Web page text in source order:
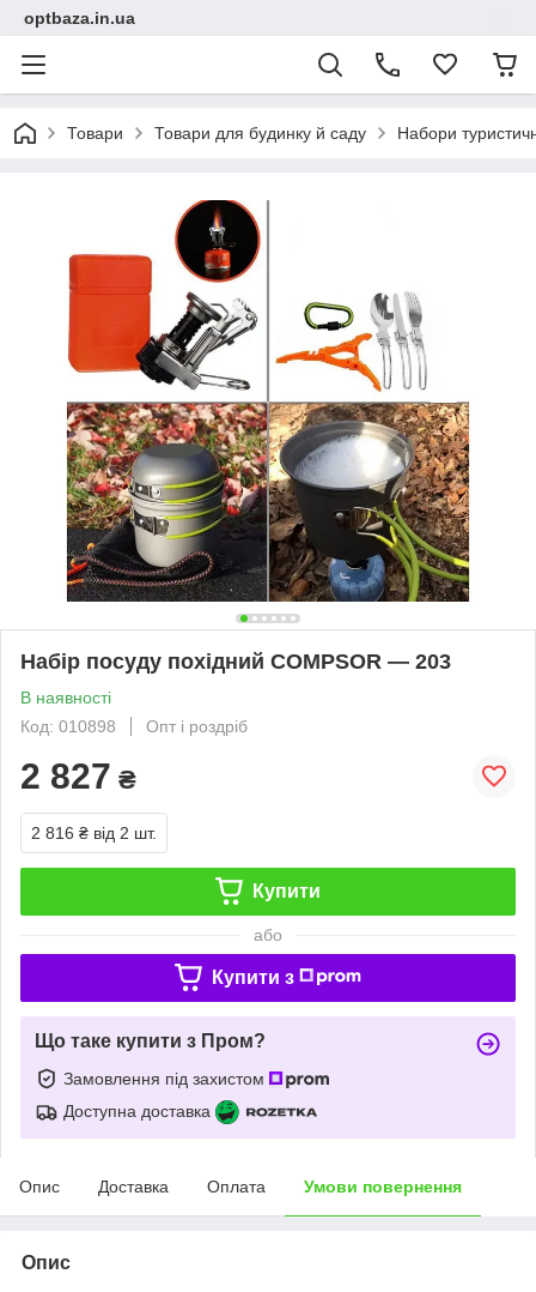
optbaza.in.ua
Товари Товари для будинку й саду Набори
Набір посуду похідний COMPSOR — 203
В наявності
Код: 010898
Опт і роздріб
2 827 ₴
2 816 ₴ від 2 шт.
Купити
або
Купити з
Що таке купити з Пром?
Замовлення під захистом
Доступна доставка
Опис Доставка Оплата Умови повернення
Опис